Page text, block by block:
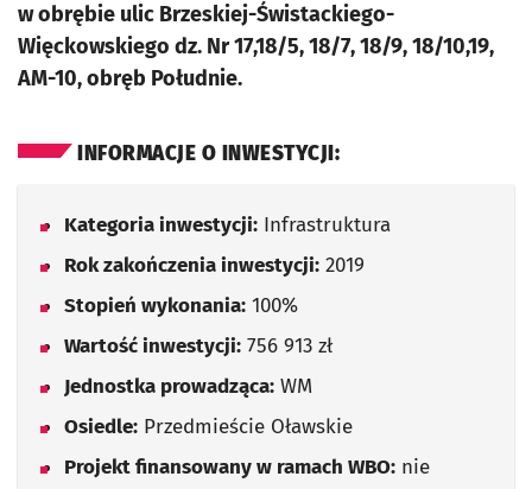
w obrębie ulic Brzeskiej-Świstackiego-
Więckowskiego dz. Nr 17,18/5, 18/7, 18/9, 18/10,19,
AM-10, obręb Południe.
INFORMACJE O INWESTYCJI:
Kategoria inwestycji: Infrastruktura
Rok zakończenia inwestycji: 2019
Stopień wykonania: 100%
Wartość inwestycji: 756 913 zł
Jednostka prowadząca: WM
Osiedle: Przedmieście Oławskie
Projekt finansowany w ramach WBO: nie